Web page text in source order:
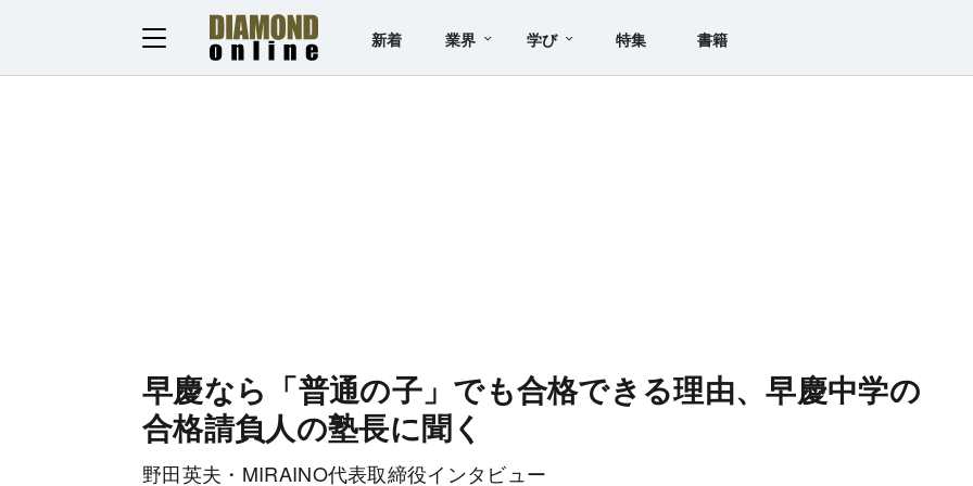
新着 業界 学び 特集 書籍
早慶なら「普通の子」でも合格できる理由、早慶中学の
合格請負人の塾長に聞く
野田英夫・MIRAINO代表取締役インタビュー